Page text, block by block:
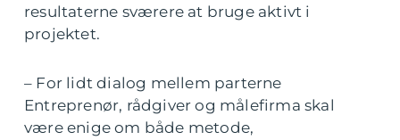
resultaterne sværere at bruge aktivt i
projektet.
– For lidt dialog mellem parterne
Entreprenør, rådgiver og målefirma skal
være enige om både metode,